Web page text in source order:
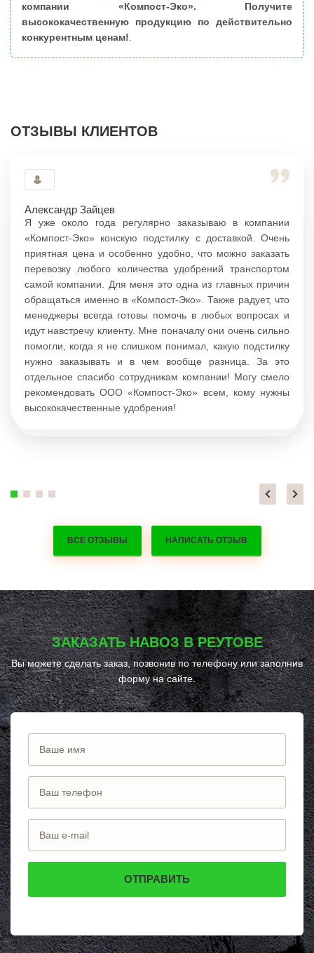
компании «Компост-Эко». Получите
высококачественную продукцию по действительно
конкурентным ценам!.
ОТЗЫВЫ КЛИЕНТОВ
Александр Зайцев
Я уже около года регулярно заказываю в компании
«Компост-Эко» конскую подстилку с доставкой. Очень
приятная цена и особенно удобно, что можно заказать
перевозку любого количества удобрений транспортом
самой компании. Для меня это одна из главных причин
обращаться именно в «Компост-Эко». Также радует, что
менеджеры всегда готовы помочь в любых вопросах и
идут навстречу клиенту. Мне поначалу они очень сильно
помогли, когда я не слишком понимал, какую подстилку
нужно заказывать и в чем вообще разница. За это
отдельное спасибо сотрудникам компании! Могу смело
рекомендовать ООО «Компост-Эко» всем, кому нужны
высококачественные удобрения!
ВСЕ ОТЗЫВЫ НАПИСАТЬ ОТЗЫВ
ЗАКАЗАТЬ НАВОЗ В РЕУТОВЕ
Вы можете сделать заказ, позвонив по телефонуили заполнив
форму на сайте.